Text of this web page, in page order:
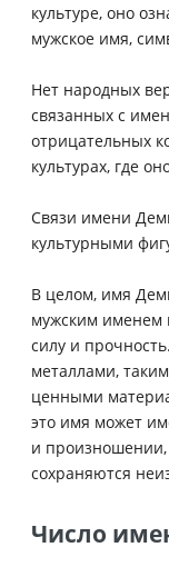
культуре, оно
мужское имя,
Нет народных
связанных с
отрицательных
культурах, где
Связи имени
культурными
В целом, имя
мужским именем
силу и
металлами,
ценными
это имя может
и
сохраняются
Число